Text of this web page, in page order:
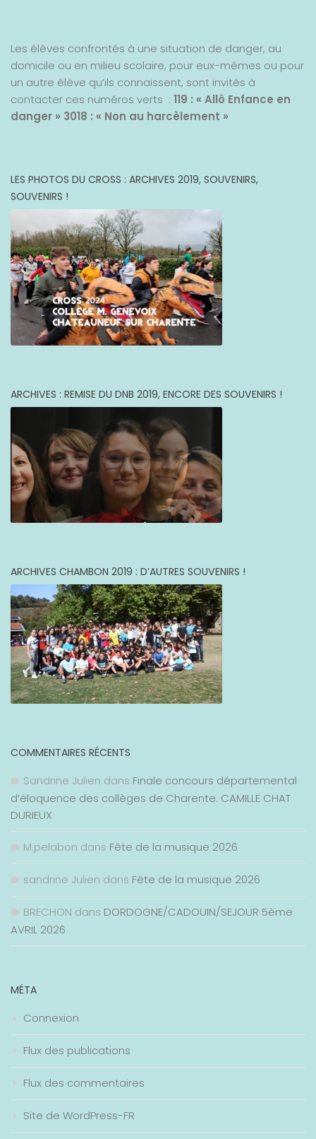
Les élèves confrontés à une situation de danger, au
domicile ou en milieu scolaire, pour eux-mêmes ou pour
un autre élève qu’ils connaissent, sont invités à
contacter ces numéros verts : 119 : « Allô Enfance en
danger » 3018 : « Non au harcèlement »
LES PHOTOS DU CROSS : ARCHIVES 2019, SOUVENIRS,
SOUVENIRS !
ARCHIVES : REMISE DU DNB 2019, ENCORE DES SOUVENIRS !
ARCHIVES CHAMBON 2019 : D’AUTRES SOUVENIRS !
COMMENTAIRES RÉCENTS
Sandrine Julien dans Finale concours départemental
d’éloquence des collèges de Charente. CAMILLE CHAT
DURIEUX
M.pelabon dans Fête de la musique 2026
sandrine Julien dans Fête de la musique 2026
BRECHON dans DORDOGNE/CADOUIN/SEJOUR 5ème
AVRIL 2026
MÉTA
Connexion
Flux des publications
Flux des commentaires
Site de WordPress-FR